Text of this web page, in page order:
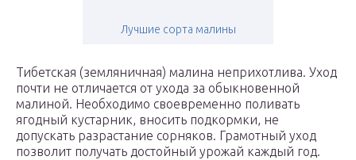
Лучшие сорта малины
Тибетская (земляничная) малина неприхотлива. Уход
почти не отличается от ухода за обыкновенной
малиной. Необходимо своевременно поливать
ягодный кустарник, вносить подкормки, не
допускать разрастание сорняков. Грамотный уход
позволит получать достойный урожай каждый год.